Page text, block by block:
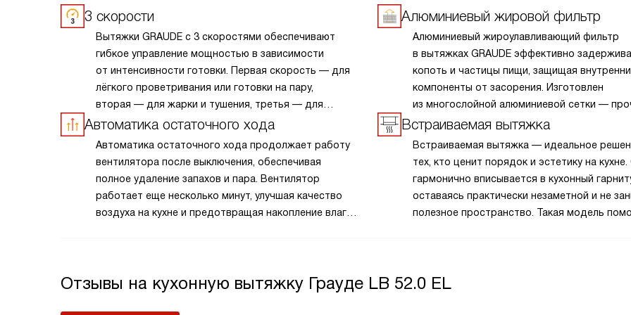
3 скорости
Вытяжки GRAUDE с 3 скоростями обеспечивают
гибкое управление мощностью в зависимости
от интенсивности готовки. Первая скорость — для
лёгкого проветривания или готовки на пару,
вторая — для жарки и тушения, третья — для
интенсивного удаления дыма и запахов при сильном
Автоматика остаточного хода
Автоматика остаточного хода продолжает работу
вентилятора после выключения, обеспечивая
полное удаление запахов и пара. Вентилятор
работает еще несколько минут, улучшая качество
воздуха на кухне и предотвращая накопление влаги.
хода, ваша кухня всегда будет оставаться
Алюминиевый жировой фильтр
Алюминиевый жироулавливающий фильтр
в вытяжках GRAUDE эффективно
копоть и частицы пищи, защищая
компоненты от засорения. Изготовлен
из многослойной алюминиевой сетки —
лёгкой и устойчивой к коррозии. Фильтр
Встраиваемая вытяжка
Встраиваемая вытяжка — идеальное
тех, кто ценит порядок и эстетику на
гармонично вписывается в кухонный
оставаясь практически незаметной и не
полезное пространство. Такая модель
и загрязнения, оставаясь незаметной частью
Отзывы на кухонную вытяжку Грауде LB 52.0 EL